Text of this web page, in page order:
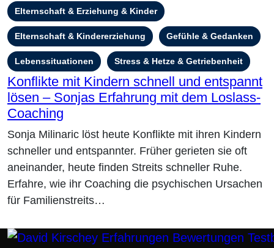
Elternschaft & Erziehung & Kinder
Elternschaft & Kindererziehung Gefühle & Gedanken
Lebenssituationen Stress & Hetze & Getriebenheit
Konflikte mit Kindern schnell und entspannt
lösen – Sonjas Erfahrung mit dem Loslass-
Coaching
Sonja Milinaric löst heute Konflikte mit ihren Kindern
schneller und entspannter. Früher gerieten sie oft
aneinander, heute finden Streits schneller Ruhe.
Erfahre, wie ihr Coaching die psychischen Ursachen
für Familienstreits…